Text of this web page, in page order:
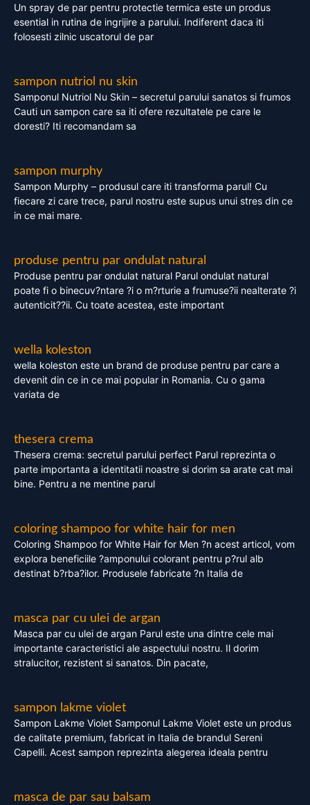
Un spray de par pentru protectie termica este un produs
esential in rutina de ingrijire a parului. Indiferent daca iti
folosesti zilnic uscatorul de par
sampon nutriol nu skin
Samponul Nutriol Nu Skin – secretul parului sanatos si frumos
Cauti un sampon care sa iti ofere rezultatele pe care le
doresti? Iti recomandam sa
sampon murphy
Sampon Murphy – produsul care iti transforma parul! Cu
fiecare zi care trece, parul nostru este supus unui stres din ce
in ce mai mare.
produse pentru par ondulat natural
Produse pentru par ondulat natural Parul ondulat natural
poate fi o binecuv?ntare ?i o m?rturie a frumuse?ii nealterate ?i
autenticit??ii. Cu toate acestea, este important
wella koleston
wella koleston este un brand de produse pentru par care a
devenit din ce in ce mai popular in Romania. Cu o gama
variata de
thesera crema
Thesera crema: secretul parului perfect Parul reprezinta o
parte importanta a identitatii noastre si dorim sa arate cat mai
bine. Pentru a ne mentine parul
coloring shampoo for white hair for men
Coloring Shampoo for White Hair for Men ?n acest articol, vom
explora beneficiile ?amponului colorant pentru p?rul alb
destinat b?rba?ilor. Produsele fabricate ?n Italia de
masca par cu ulei de argan
Masca par cu ulei de argan Parul este una dintre cele mai
importante caracteristici ale aspectului nostru. Il dorim
stralucitor, rezistent si sanatos. Din pacate,
sampon lakme violet
Sampon Lakme Violet Samponul Lakme Violet este un produs
de calitate premium, fabricat in Italia de brandul Sereni
Capelli. Acest sampon reprezinta alegerea ideala pentru
masca de par sau balsam